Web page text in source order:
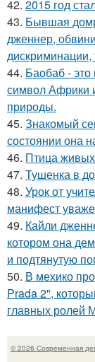
42. 2015 год
43. Бывшая
дженнер,
дискриминации,
44. Баобаб - это
символ Африки
природы.
45. Знакомый
состоянии она
46. Птица
47. Тушенка в
48. Урок от
манифест
49. Кайли
котором она
и подтянутую
50. В мехико
Prada 2",
главных ролей
© 2026 Современная